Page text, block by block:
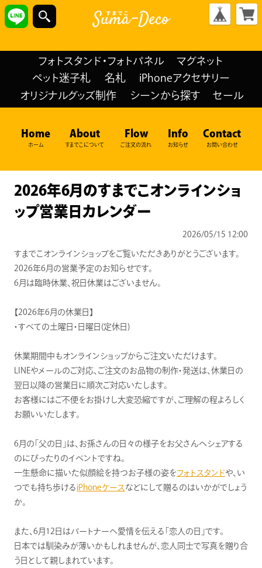
フォトスタンド・フォトパネル
マグネット
ペット迷子札
名札
iPhoneアクセサリー
オリジナルグッズ制作
シーンから探す セール
Home
ホーム
About
すまでこについて
Flow
ご注文の流れ
Info
お知らせ
Contact
お問い合わせ
2026年6月のすまでこオンラインショ
ップ営業日カレンダー
2026/05/15 12:00
すまでこオンラインショップをご覧いただきありがとうございます。
2026年6月の営業予定のお知らせです。
6月は臨時休業、祝日休業はございません。
【2026年6月の休業日】
・すべての土曜日・日曜日(定休日)
休業期間中もオンラインショップからご注文いただけます。
LINEやメールのご対応、ご注文のお品物の制作・発送は、休業日の
翌日以降の営業日に順次ご対応いたします。
お客様にはご不便をお掛けし大変恐縮ですが、ご理解の程よろしく
お願いいたします。
6月の「父の日」は、お孫さんの日々の様子をお父さんへシェアする
のにぴったりのイベントですね。
一生懸命に描いた似顔絵を持つお子様の姿をフォトスタンドや、い
つでも持ち歩ける iPhoneケース などにして贈るのはいかがでしょう
か。
また、6月12日はパートナーへ愛情を伝える「恋人の日」です。
日本では馴染みが薄いかもしれませんが、恋人同士で写真を贈り合
う日として親しまれています。